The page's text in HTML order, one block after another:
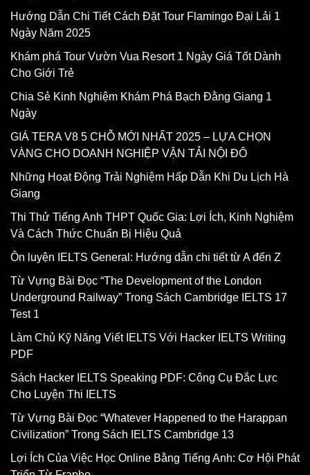
Hướng Dẫn Chi Tiết Cách Đặt Tour Flamingo Đại Lải 1
Ngày Năm 2025
Khám phá Tour Vườn Vua Resort 1 Ngày Giá Tốt Dành
Cho Giới Trẻ
Chia Sẻ Kinh Nghiệm Khám Phá Bạch Đằng Giang 1
Ngày
GIÁ TERA V8 5 CHỖ MỚI NHẤT 2025 – LỰA CHỌN
VÀNG CHO DOANH NGHIỆP VẬN TẢI NỘI ĐÔ
Những Hoạt Động Trải Nghiệm Hấp Dẫn Khi Du Lịch Hà
Giang
Thi Thử Tiếng Anh THPT Quốc Gia: Lợi Ích, Kinh Nghiệm
Và Cách Thức Chuẩn Bị Hiệu Quả
Ôn luyện IELTS General: Hướng dẫn chi tiết từ A đến Z
Từ Vựng Bài Đọc “The Development of the London
Underground Railway” Trong Sách Cambridge IELTS 17
Test 1
Làm Chủ Kỹ Năng Viết IELTS Với Hacker IELTS Writing
PDF
Sách Hacker IELTS Speaking PDF: Công Cụ Đắc Lực
Cho Luyện Thi IELTS
Từ Vựng Bài Đọc “Whatever Happened to the Harappan
Civilization” Trong Sách IELTS Cambridge 13
Lợi Ích Của Việc Học Online Bằng Tiếng Anh: Cơ Hội Phát